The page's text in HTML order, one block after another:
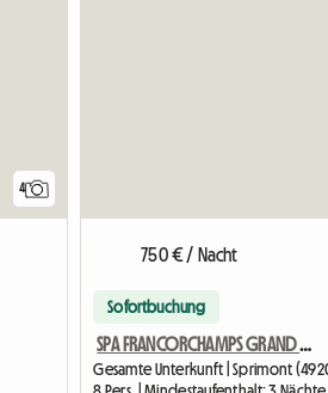
4
750 € / Nacht
Sofortbuchung
SPA FRANCORCHAMPS GRAND PRIX Haus zu vermieten 35 Minuten entfernt